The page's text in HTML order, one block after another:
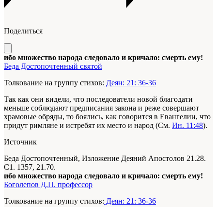
Поделиться
ибо множество народа следовало и кричало: смерть ему!
Беда Достопочтенный святой
Толкование на группу стихов: Деян: 21: 36-36
Так как они видели, что последователи новой благодати
меньше соблюдают предписания закона и реже совершают
храмовые обряды, то боялись, как говорится в Евангелии, что
придут римляне и истребят их место и народ (См. Ин. 11:48).
Источник
Беда Достопочтенный, Изложение Деяний Апостолов 21.28.
C1. 1357, 21.70.
ибо множество народа следовало и кричало: смерть ему!
Боголепов Д.П. профессор
Толкование на группу стихов: Деян: 21: 36-36